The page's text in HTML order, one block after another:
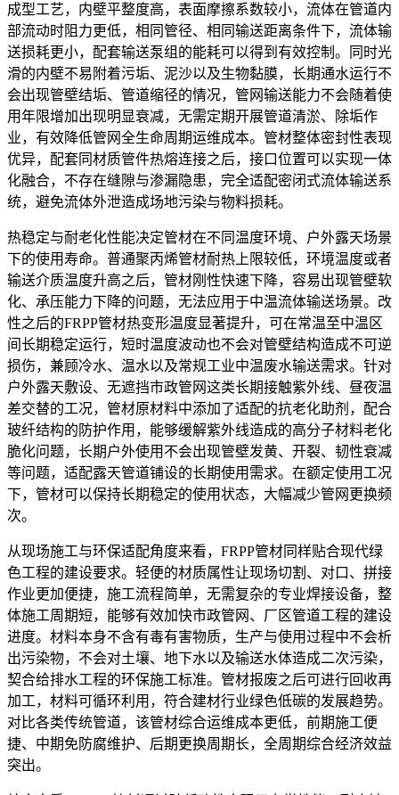
成型工艺，内壁平整度高，表面摩擦系数较小，流体在管道内
部流动时阻力更低，相同管径、相同输送距离条件下，流体输
送损耗更小，配套输送泵组的能耗可以得到有效控制。同时光
滑的内壁不易附着污垢、泥沙以及生物黏膜，长期通水运行不
会出现管壁结垢、管道缩径的情况，管网输送能力不会随着使
用年限增加出现明显衰减，无需定期开展管道清淤、除垢作
业，有效降低管网全生命周期运维成本。管材整体密封性表现
优异，配套同材质管件热熔连接之后，接口位置可以实现一体
化融合，不存在缝隙与渗漏隐患，完全适配密闭式流体输送系
统，避免流体外泄造成场地污染与物料损耗。
热稳定与耐老化性能决定管材在不同温度环境、户外露天场景
下的使用寿命。普通聚丙烯管材耐热上限较低，环境温度或者
输送介质温度升高之后，管材刚性快速下降，容易出现管壁软
化、承压能力下降的问题，无法应用于中温流体输送场景。改
性之后的FRPP管材热变形温度显著提升，可在常温至中温区
间长期稳定运行，短时温度波动也不会对管壁结构造成不可逆
损伤，兼顾冷水、温水以及常规工业中温废水输送需求。针对
户外露天敷设、无遮挡市政管网这类长期接触紫外线、昼夜温
差交替的工况，管材原材料中添加了适配的抗老化助剂，配合
玻纤结构的防护作用，能够缓解紫外线造成的高分子材料老化
脆化问题，长期户外使用不会出现管壁发黄、开裂、韧性衰减
等问题，适配露天管道铺设的长期使用需求。在额定使用工况
下，管材可以保持长期稳定的使用状态，大幅减少管网更换频
次。
从现场施工与环保适配角度来看，FRPP管材同样贴合现代绿
色工程的建设要求。轻便的材质属性让现场切割、对口、拼接
作业更加便捷，施工流程简单，无需复杂的专业焊接设备，整
体施工周期短，能够有效加快市政管网、厂区管道工程的建设
进度。材料本身不含有毒有害物质，生产与使用过程中不会析
出污染物，不会对土壤、地下水以及输送水体造成二次污染，
契合给排水工程的环保施工标准。管材报废之后可进行回收再
加工，材料可循环利用，符合建材行业绿色低碳的发展趋势。
对比各类传统管道，该管材综合运维成本更低，前期施工便
捷、中期免防腐维护、后期更换周期长，全周期综合经济效益
突出。